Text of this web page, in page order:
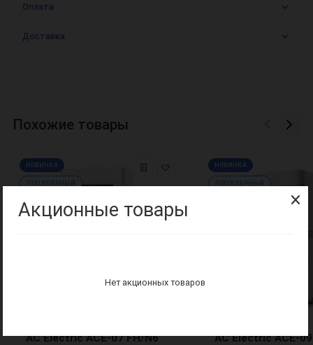
Оплата
Доставка
Похожие товары
НОВИНКА
ПОПУЛЯРНЫЙ
AC Electric ACE-07 FH/N6
НОВИНКА
ПОПУЛЯРНЫЙ
AC Electric ACE-
Акционные товары
Нет акционных товаров